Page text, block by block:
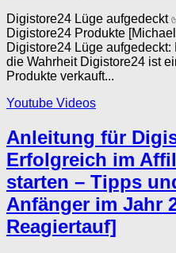
Digistore24 Lüge aufgedeckt
Digistore24 Produkte
Digistore24 Lüge
die Wahrheit Digistore24 ist
Produkte verkauft...
Youtube Videos
Anleitung für
Erfolgreich im
starten – Tipps
Anfänger im Jahr
Reagiertauf]